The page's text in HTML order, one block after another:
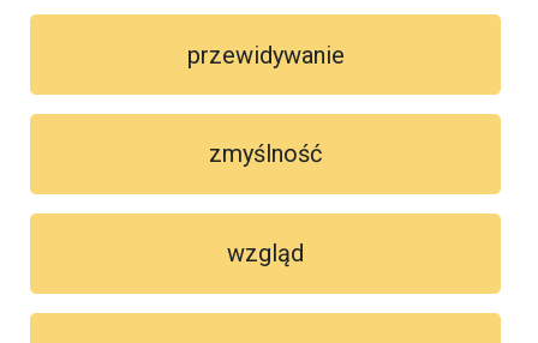
przewidywanie
zmyślność
wzgląd